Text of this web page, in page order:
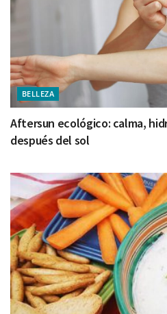
BELLEZA
Aftersun ecológico: calma,
después del sol